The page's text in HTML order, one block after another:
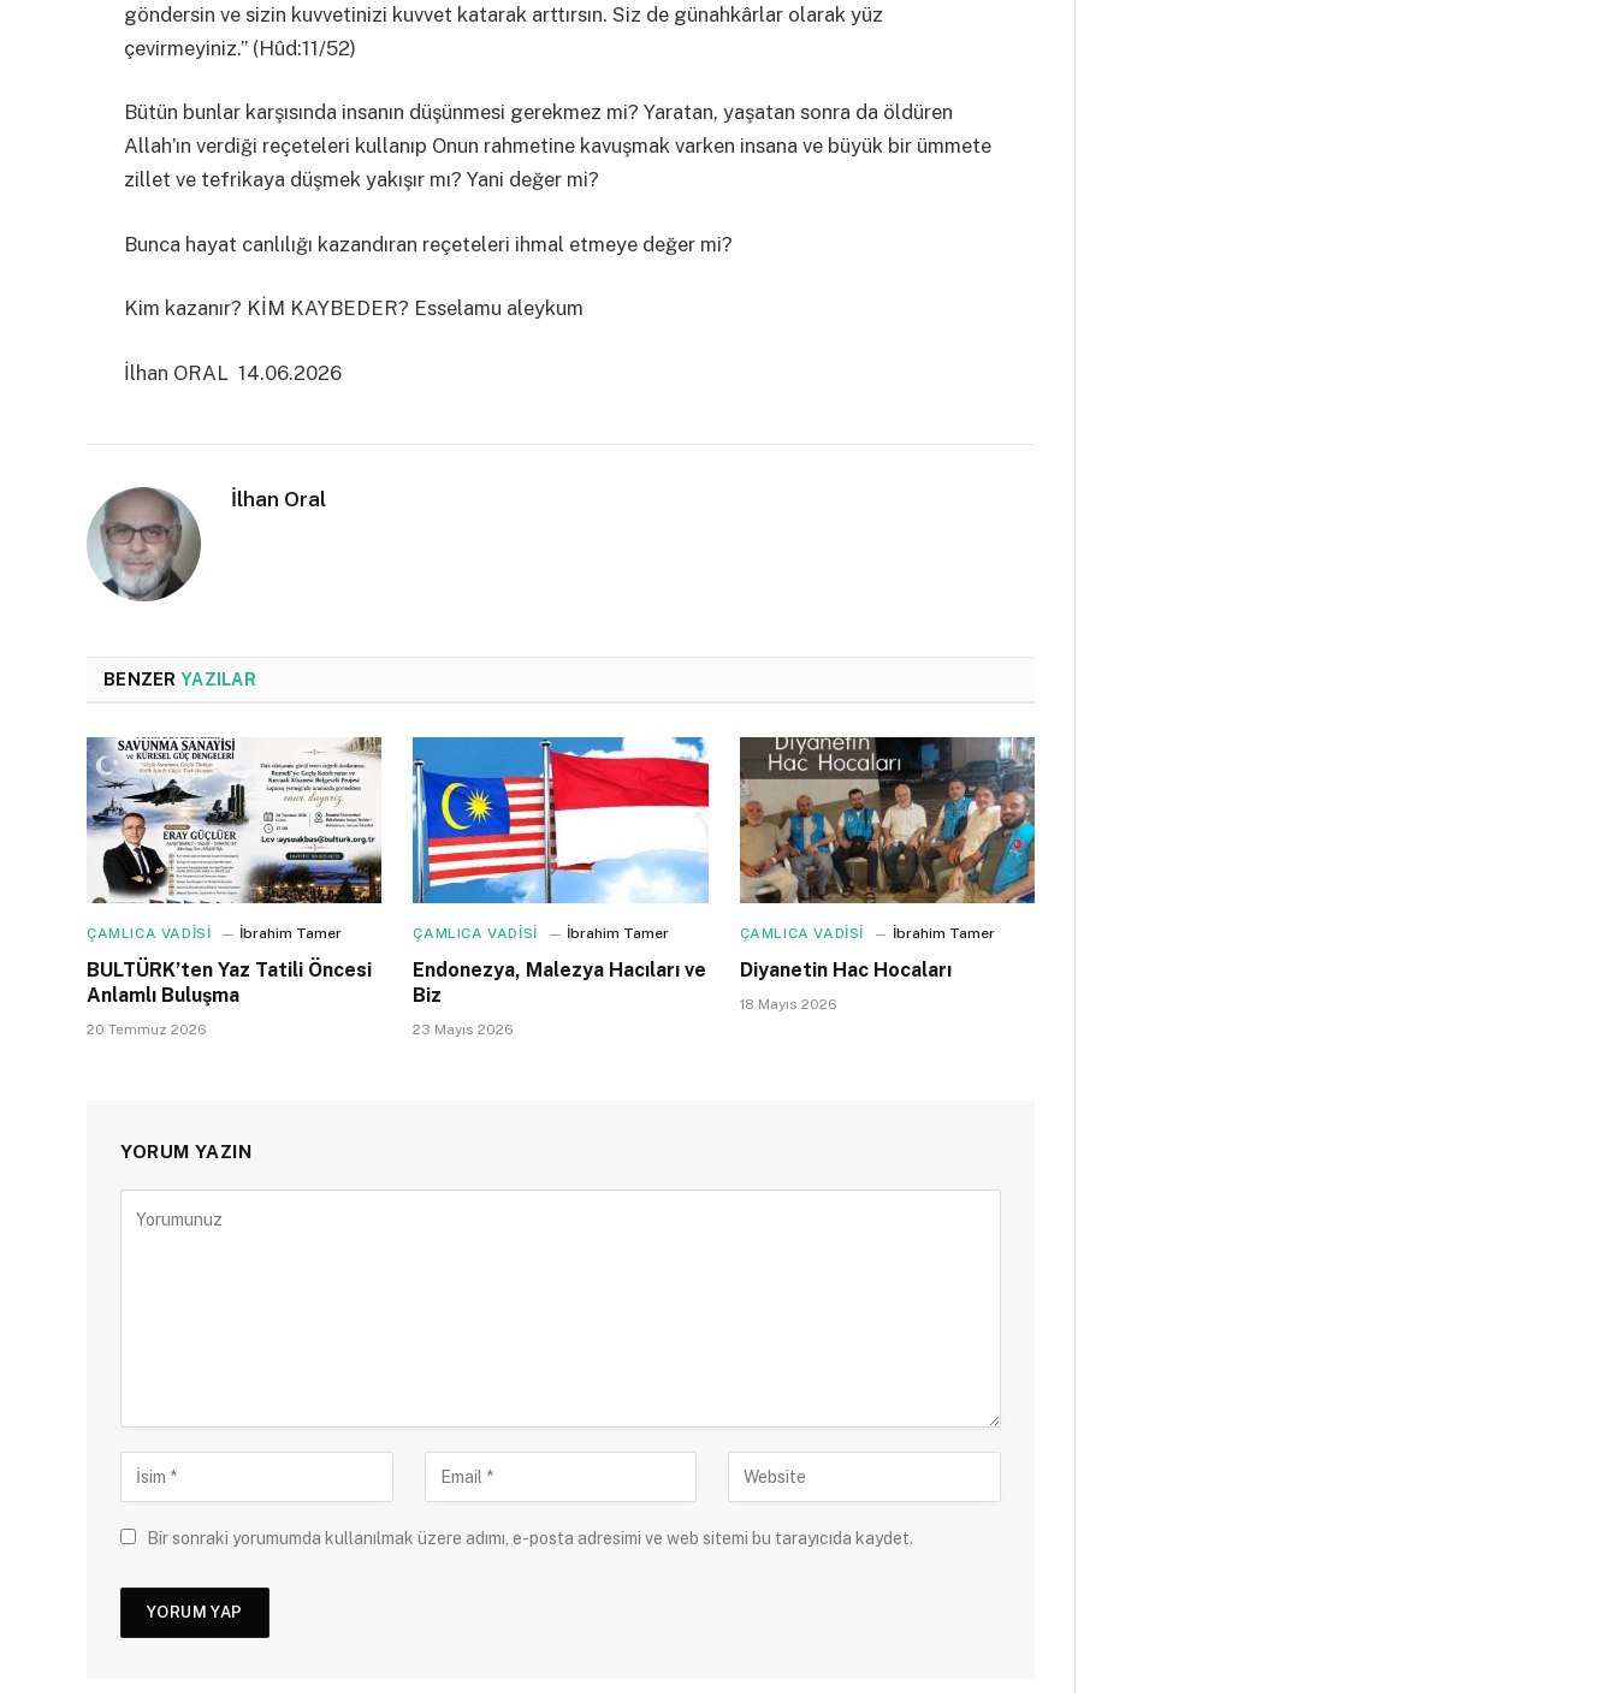
göndersin ve sizin kuvvetinizi kuvvet katarak arttırsın. Siz de günahkârlar olarak yüz
çevirmeyiniz.” (Hûd:11/52)
Bütün bunlar karşısında insanın düşünmesi gerekmez mi? Yaratan, yaşatan sonra da öldüren
Allah’ın verdiği reçeteleri kullanıp Onun rahmetine kavuşmak varken insana ve büyük bir ümmete
zillet ve tefrikaya düşmek yakışır mı? Yani değer mi?
Bunca hayat canlılığı kazandıran reçeteleri ihmal etmeye değer mi?
Kim kazanır? KİM KAYBEDER? Esselamu aleykum
İlhan ORAL 14.06.2026
İlhan Oral
BENZER YAZILAR
ÇAMLICA VADİSİ İbrahim Tamer
BULTÜRK’ten Yaz Tatili Öncesi
Anlamlı Buluşma
20 Temmuz 2026
ÇAMLICA VADİSİ İbrahim Tamer
Endonezya, Malezya Hacıları ve
Biz
23 Mayıs 2026
ÇAMLICA VADİSİ İbrahim Tamer
Diyanetin Hac Hocaları
18 Mayıs 2026
YORUM YAZIN
Bir sonraki yorumumda kullanılmak üzere adımı, e-posta adresimi ve web sitemi bu tarayıcıda kaydet.